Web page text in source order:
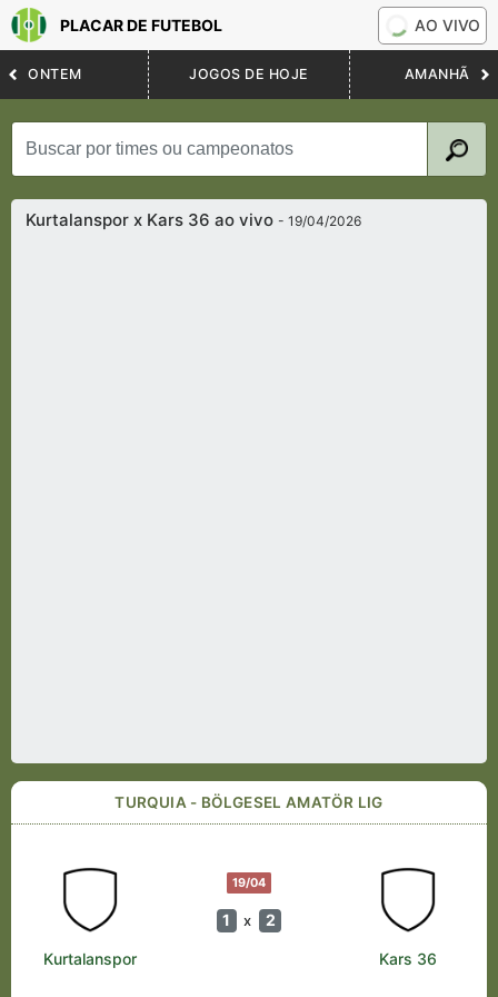
PLACAR DE FUTEBOL AO VIVO
ONTEM JOGOS DE HOJE AMANHÃ
Kurtalanspor x Kars 36 ao vivo- 19/04/2026
TURQUIA - BÖLGESEL AMATÖR LIG
19/04
1 x 2
Kurtalanspor Kars 36